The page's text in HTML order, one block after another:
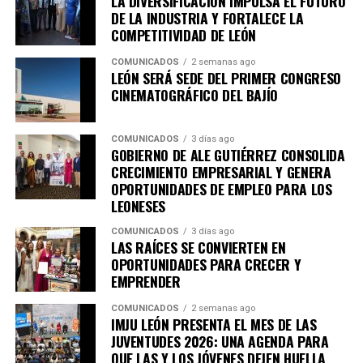
futuro con más oportunidades para todas y todos.
siempre presente en nuestras comunidades. A
nombre de todas las familias beneficiadas queremos
darles las gracias de corazón por todo el apoyo que
nos ha hecho llegar y así nos cambia la vida”,
expresó.
PROGRAMA MEJORAMIENTO DE VIVIENDA LLEGA
A LAS COMUNIDADES RURALES
La presidenta municipal, junto con su comitiva, visitó a
familias beneficiarias del programa de Mejoramiento de
Vivienda, entre ellas María del Carmen Falcón Flores, de
74 años, quien vive con su esposo y recibió acciones para
mejorar las condiciones de su hogar.
Estas acciones permiten atender necesidades
prioritarias de las familias que habitan en las
comunidades rurales y brindarles espacios más seguros y
adecuados, para que puedan desarrollar su vida
DE LA INDUSTRIA Y FORTALECE LA
COMPETITIVIDAD DE LEÓN
COMUNICADOS 2 semanas ago
LEÓN SERÁ SEDE DEL PRIMER CONGRESO
CINEMATOGRÁFICO DEL BAJÍO
COMUNICADOS 3 días ago
GOBIERNO DE ALE GUTIÉRREZ CONSOLIDA
CRECIMIENTO EMPRESARIAL Y GENERA
OPORTUNIDADES DE EMPLEO PARA LOS
LEONESES
COMUNICADOS 3 días ago
LAS RAÍCES SE CONVIERTEN EN
OPORTUNIDADES PARA CRECER Y
EMPRENDER
COMUNICADOS 2 semanas ago
IMJU LEÓN PRESENTA EL MES DE LAS
JUVENTUDES 2026: UNA AGENDA PARA
QUE LAS Y LOS JÓVENES DEJEN HUELLA